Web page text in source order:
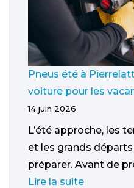
Pneus été à
voiture pour les
14 juin 2026
L’été approche, les
et les grands
préparer. Avant de
Lire la suite